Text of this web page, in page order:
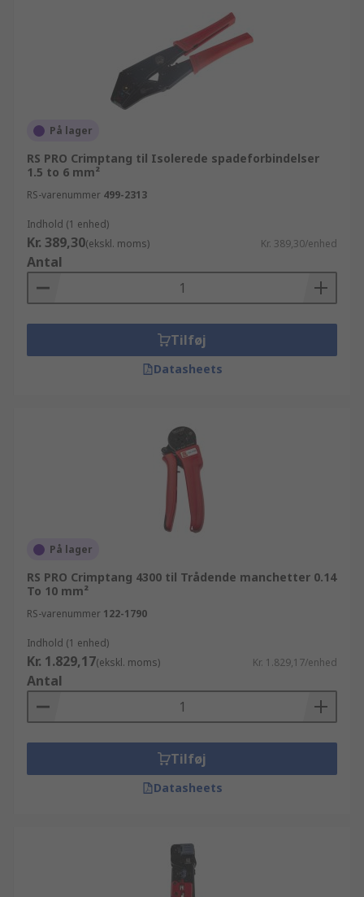
På lager
RS PRO Crimptang til Isolerede spadeforbindelser
1.5 to 6 mm²
RS-varenummer 499-2313
Indhold (1 enhed)
Kr. 389,30(ekskl. moms) Kr. 389,30/enhed
Antal
Tilføj
Datasheets
På lager
RS PRO Crimptang 4300 til Trådende manchetter 0.14
To 10 mm²
RS-varenummer 122-1790
Indhold (1 enhed)
Kr. 1.829,17(ekskl. moms) Kr. 1.829,17/enhed
Antal
Tilføj
Datasheets